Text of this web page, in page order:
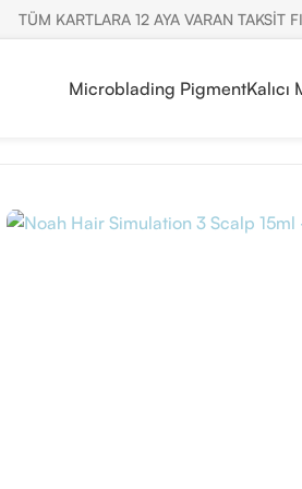
TÜM KARTLARA 12 AYA VARAN TAKSİT
Microblading Pigment